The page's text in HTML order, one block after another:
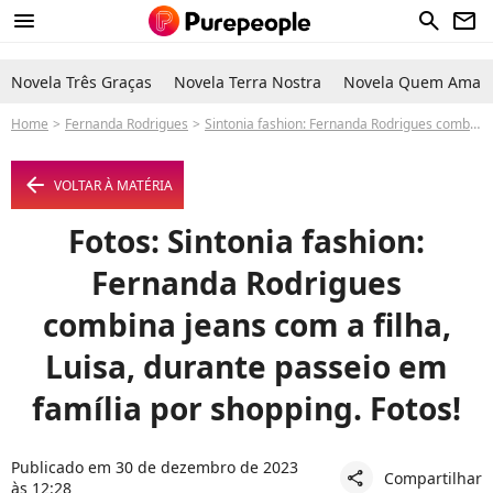
menu search newsletter
Novela Três Graças Novela Terra Nostra Novela Quem Ama
Home Fernanda Rodrigues Sintonia fashion: Fernanda Rodrigues combina jeans com a filha, Luisa, durante passeio em família por shopping. Fotos!
arrow_left VOLTAR À MATÉRIA
Fotos: Sintonia fashion:
Fernanda Rodrigues
combina jeans com a filha,
Luisa, durante passeio em
família por shopping. Fotos!
Publicado em 30 de dezembro de 2023
às 12:28
share Compartilhar